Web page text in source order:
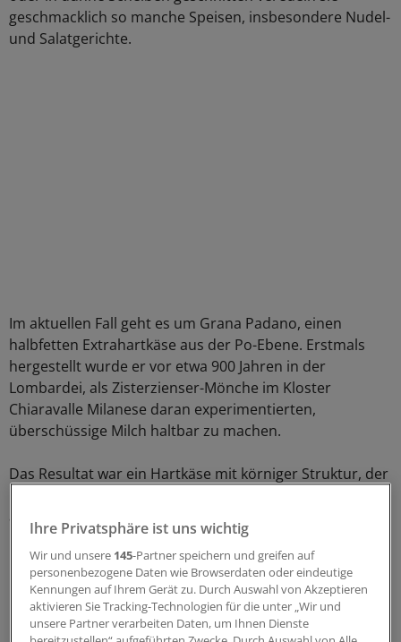
geschmacklich so manche Speisen, insbesondere Nudel-
und Salatgerichte.
Im aktuellen Fall geht es um Grana Padano, einen
halbfetten Extrahartkäse aus der Po-Ebene. Erstmals
hergestellt wurde er vor etwa 900 Jahren in der
Lombardei, als Zisterzienser-Mönche im Kloster
Chiaravalle Milanese daran experimentierten,
überschüssige Milch haltbar zu machen.
Das Resultat war ein Hartkäse mit körniger Struktur, der
angeboten wird und sich bis heute zu einer der
beliebtesten Käsesorten der Welt entwickelt hat.
Mittelreifer Käse senkt den Blutdruck am
besten
Ihre Privatsphäre ist uns wichtig
Wir und unsere 145-Partner speichern und greifen auf
personenbezogene Daten wie Browserdaten oder eindeutige
Kennungen auf Ihrem Gerät zu. Durch Auswahl von Akzeptieren
aktivieren Sie Tracking-Technologien für die unter „Wir und
unsere Partner verarbeiten Daten, um Ihnen Dienste